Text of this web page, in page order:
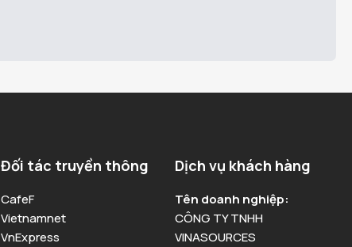
Đối tác truyền thông
CafeF
Vietnamnet
VnExpress
Dịch vụ khách hàng
Tên doanh nghiệp:
CÔNG TY TNHH
VINASOURCES